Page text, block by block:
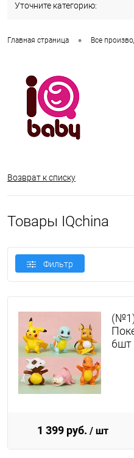
Уточните категорию:
Главная страница • Все
Возврат к списку
Товары IQchina
Фильтр
6шт
1 399 руб. / шт